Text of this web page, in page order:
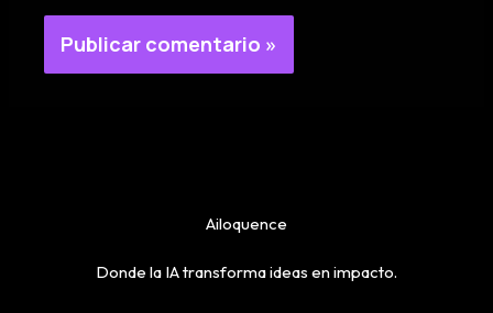
Ailoquence
Donde la IA transforma ideas en impacto.